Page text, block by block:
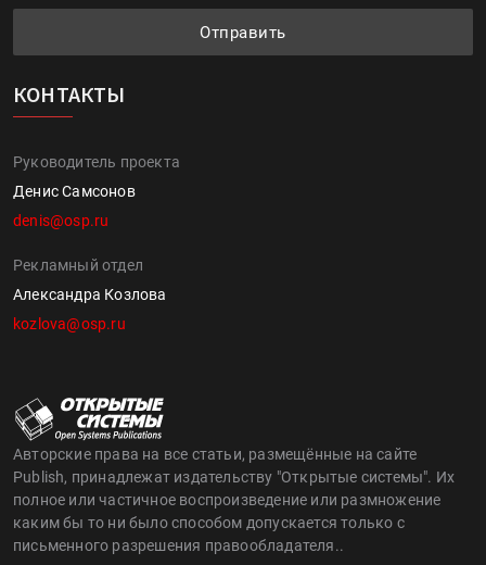
Отправить
КОНТАКТЫ
Руководитель проекта
Денис Самсонов
denis@osp.ru
Рекламный отдел
Александра Козлова
kozlova@osp.ru
Авторские права на все статьи, размещённые на сайте
Publish, принадлежат издательству "Открытые системы". Их
полное или частичное воспроизведение или размножение
каким бы то ни было способом допускается только с
письменного разрешения правообладателя..